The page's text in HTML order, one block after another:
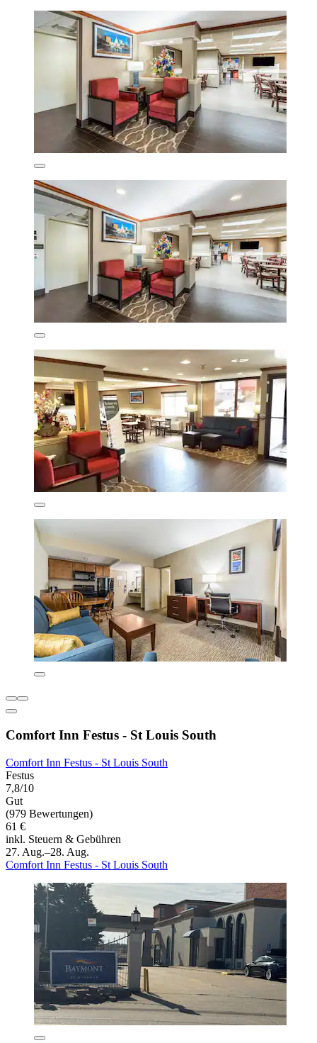
Comfort Inn Festus - St Louis South
Comfort Inn Festus - St Louis South
Festus
7,8/10
Gut
(979 Bewertungen)
61 €
inkl. Steuern & Gebühren
27. Aug.–28. Aug.
Comfort Inn Festus - St Louis South